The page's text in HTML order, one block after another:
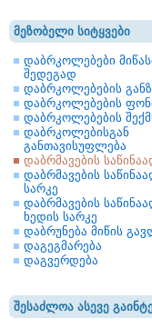
მეზობელი სიტყვები
დაბრკოლებები
შედეგად
დაბრკოლებების
დაბრკოლებების
დაბრკოლებების
დაბრკოლებისგან
განთავისუფლება
დაბრმავების
დაბრმავების
სარკე
დაბრმავების
ხედის სარკე
დაბრუნება მიწის
დაგეგმარება
დაგვერდება
შესაძლოა ასევე